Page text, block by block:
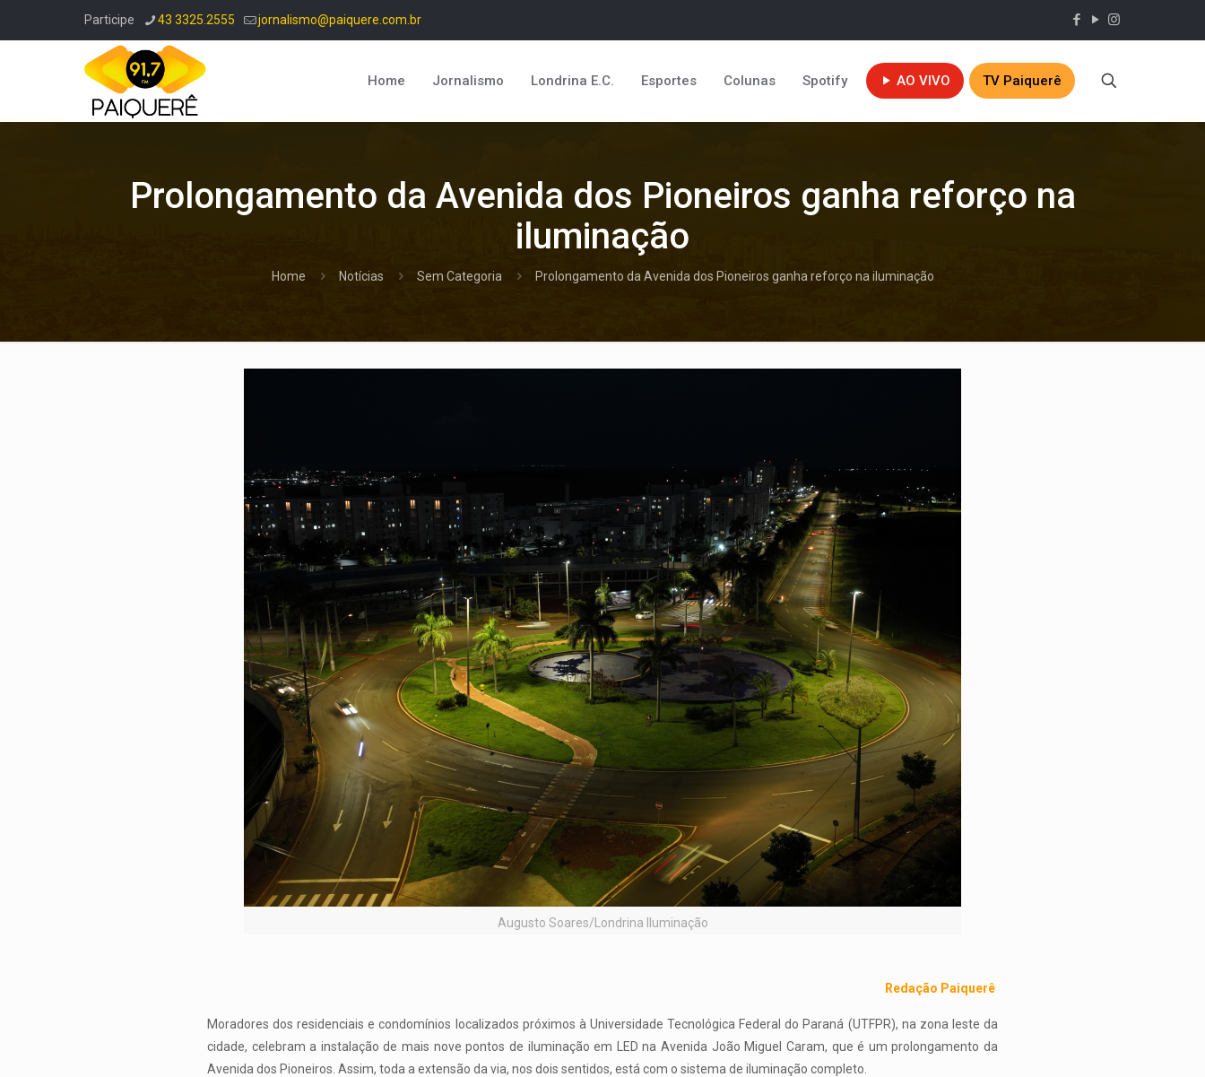
Participe 43 3325.2555 jornalismo@paiquere.com.br
Home Jornalismo Londrina E.C. Esportes Colunas Spotify AO VIVO TV Paiquerê
Prolongamento da Avenida dos Pioneiros ganha reforço na
iluminação
Home Notícias Sem Categoria Prolongamento da Avenida dos Pioneiros ganha reforço na iluminação
Augusto Soares/Londrina Iluminação
Redação Paiquerê
Moradores dos residenciais e condomínios localizados próximos à Universidade Tecnológica Federal do Paraná (UTFPR), na zona leste da
cidade, celebram a instalação de mais nove pontos de iluminação em LED na Avenida João Miguel Caram, que é um prolongamento da
Avenida dos Pioneiros. Assim, toda a extensão da via, nos dois sentidos, está com o sistema de iluminação completo.